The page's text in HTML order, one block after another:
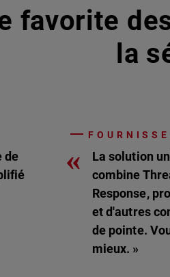
favorite
la
de
«
La solution
combine
Response,
et d'autres
de pointe.
mieux. »